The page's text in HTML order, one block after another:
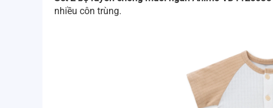
nhiều côn trùng.